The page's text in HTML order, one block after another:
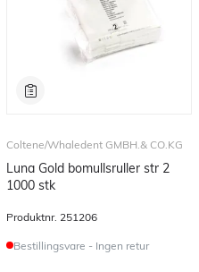
Coltene/Whaledent GMBH.& CO.KG
Luna Gold bomullsruller str 2
1000 stk
Produktnr. 251206
Bestillingsvare - Ingen retur